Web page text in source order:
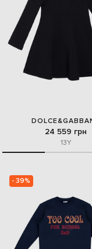
24 559 грн
13Y
- 39%